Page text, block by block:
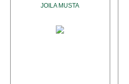
JOILA MUSTA